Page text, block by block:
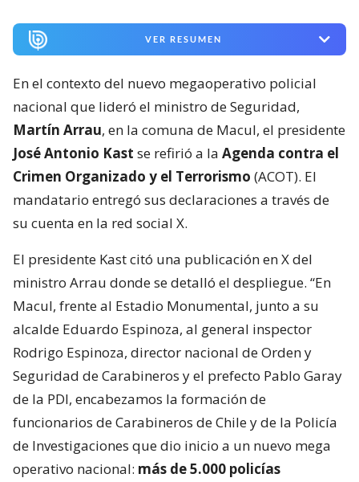
VER RESUMEN
En el contexto del nuevo megaoperativo policial
nacional que lideró el ministro de Seguridad,
Martín Arrau, en la comuna de Macul, el presidente
José Antonio Kast se refirió a la Agenda contra el
Crimen Organizado y el Terrorismo (ACOT). El
mandatario entregó sus declaraciones a través de
su cuenta en la red social X.
El presidente Kast citó una publicación en X del
ministro Arrau donde se detalló el despliegue. “En
Macul, frente al Estadio Monumental, junto a su
alcalde Eduardo Espinoza, al general inspector
Rodrigo Espinoza, director nacional de Orden y
Seguridad de Carabineros y el prefecto Pablo Garay
de la PDI, encabezamos la formación de
funcionarios de Carabineros de Chile y de la Policía
de Investigaciones que dio inicio a un nuevo mega
operativo nacional: más de 5.000 policías